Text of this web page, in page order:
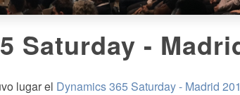
Saturday -
lugar el Dynamics 365 Saturday - Madrid